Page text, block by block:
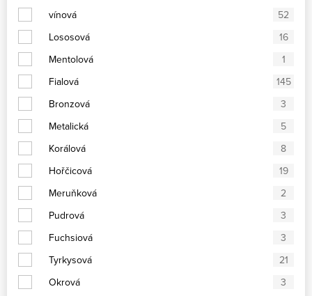
vínová
52
Lososová
16
Mentolová
1
Fialová
145
Bronzová
3
Metalická
5
Korálová
8
Hořčicová
19
Meruňková
2
Pudrová
3
Fuchsiová
3
Tyrkysová
21
Okrová
3